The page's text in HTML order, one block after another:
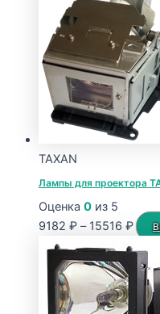
9182
–
TAXAN
Лампы для проектора
Оценка 0 из 5
9182 ₽ – 15516 ₽
9182